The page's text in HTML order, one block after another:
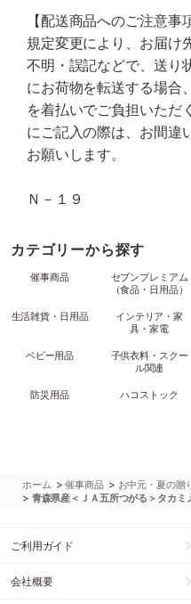
【配送商品へのご注意事
規定変更により、お届け
不明・誤記などで、送り
にお荷物を転送する場合
を着払いでご負担いただ
にご記入の際は、お間違
お願いします。
Ｎ－１９
カテゴリーから探す
催事商品
セブンプレミアム
（食品・日用品）
生活雑貨・日用品
インテリア・家
具・家電
ベビー用品
子供衣料・スクー
ル関連
防災用品 ハコストック
ホーム >催事商品 > お中元・夏の贈
> 青森県産＜ＪＡ五所つがる＞タカミ
ご利用ガイド
会社概要